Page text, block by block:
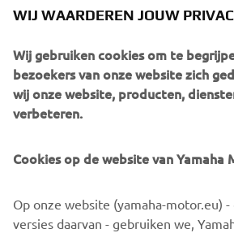
Control Techniques
WIJ WAARDEREN JOUW
Wij gebruiken cookies om te
bezoekers van onze website zich
wij onze website, producten,
verbeteren.
Cookies op de website van Yamaha
Op onze website (yamaha-motor.eu)
versies daarvan - gebruiken we,